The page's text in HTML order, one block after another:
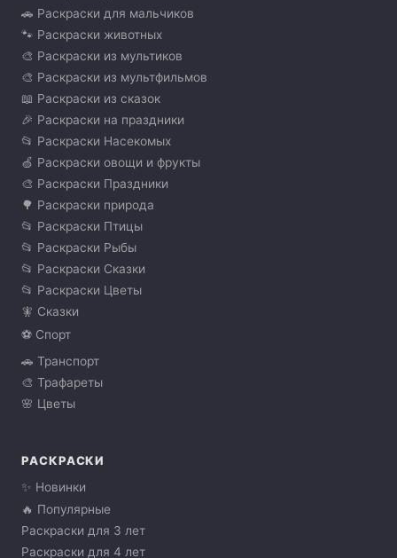
🚗 Раскраски для мальчиков
🐾 Раскраски животных
🎨 Раскраски из мультиков
🎨 Раскраски из мультфильмов
📖 Раскраски из сказок
🎉 Раскраски на праздники
📂 Раскраски Насекомых
🍏 Раскраски овощи и фрукты
🎨 Раскраски Праздники
🌳 Раскраски природа
📂 Раскраски Птицы
📂 Раскраски Рыбы
📂 Раскраски Сказки
📂 Раскраски Цветы
🧚 Сказки
⚽ Спорт
🚗 Транспорт
🎨 Трафареты
🌸 Цветы
РАСКРАСКИ
✨ Новинки
🔥 Популярные
Раскраски для 3 лет
Раскраски для 4 лет